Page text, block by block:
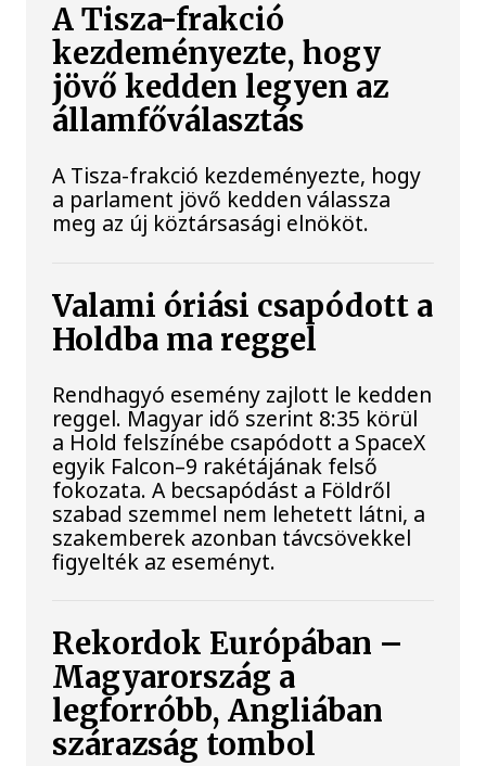
A Tisza-frakció
kezdeményezte, hogy
jövő kedden legyen az
államfőválasztás
A Tisza-frakció kezdeményezte, hogy
a parlament jövő kedden válassza
meg az új köztársasági elnököt.
Valami óriási csapódott a
Holdba ma reggel
Rendhagyó esemény zajlott le kedden
reggel. Magyar idő szerint 8:35 körül
a Hold felszínébe csapódott a SpaceX
egyik Falcon–9 rakétájának felső
fokozata. A becsapódást a Földről
szabad szemmel nem lehetett látni, a
szakemberek azonban távcsövekkel
figyelték az eseményt.
Rekordok Európában –
Magyarország a
legforróbb, Angliában
szárazság tombol